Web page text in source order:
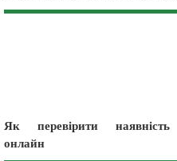
Як перевірити наявність
онлайн